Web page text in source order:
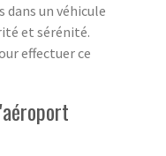
dans un véhicule
et sérénité.
effectuer ce